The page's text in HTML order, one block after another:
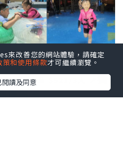
做緊［3人同行優惠價］
3人 小童 $521/3人
獨
優惠碼：
改善您的網站體驗，請確定
策和使用條款才可繼續瀏覽。
閱讀及同意